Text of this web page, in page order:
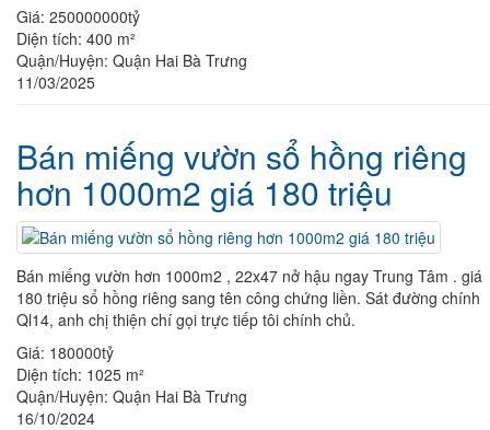
Giá: 250000000tỷ
Diện tích: 400 m²
Quận/Huyện: Quận Hai Bà Trưng
11/03/2025
Bán miếng vườn sổ hồng riêng
hơn 1000m2 giá 180 triệu
Bán miếng vườn hơn 1000m2 , 22x47 nở hậu ngay Trung Tâm . giá
180 triệu sổ hồng riêng sang tên công chứng liền. Sát đường chính
Ql14, anh chị thiện chí gọi trực tiếp tôi chính chủ.
Giá: 180000tỷ
Diện tích: 1025 m²
Quận/Huyện: Quận Hai Bà Trưng
16/10/2024